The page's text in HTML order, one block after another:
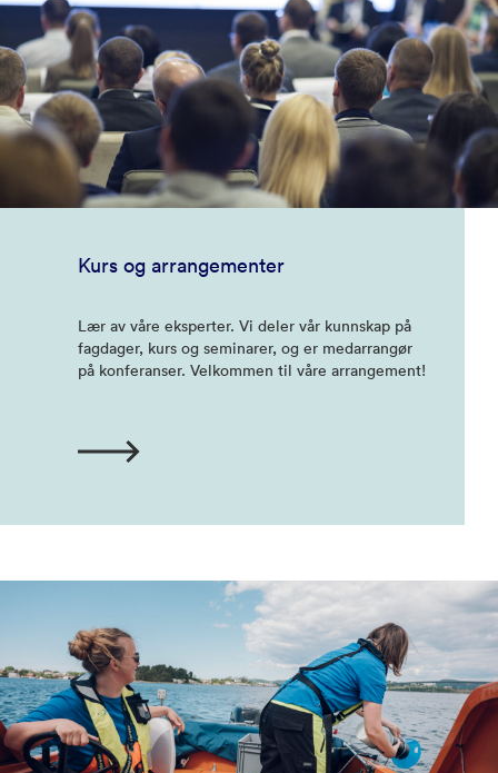
Kurs og arrangementer
Lær av våre eksperter. Vi deler vår kunnskap på
fagdager, kurs og seminarer, og er medarrangør
på konferanser. Velkommen til våre arrangement!